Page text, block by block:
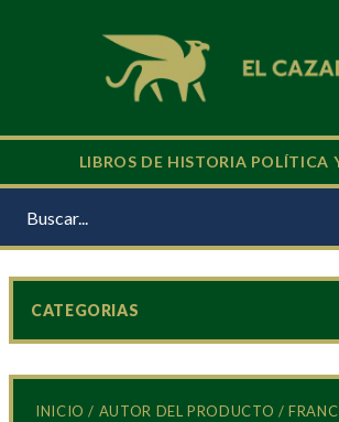
LIBROS DE HISTORIA POLÍTICA
INICIO / AUTOR DEL PRODUCTO /
CATEGORIAS